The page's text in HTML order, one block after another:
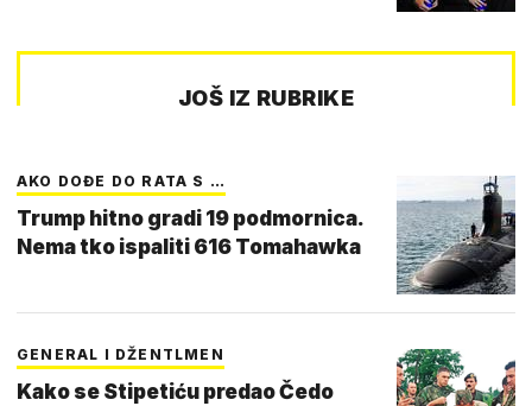
JOŠ IZ RUBRIKE
AKO DOĐE DO RATA S …
Trump hitno gradi 19 podmornica.
Nema tko ispaliti 616 Tomahawka
GENERAL I DŽENTLMEN
Kako se Stipetiću predao Čedo